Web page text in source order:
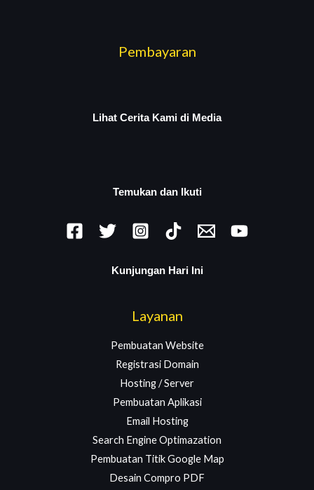
Pembayaran
Lihat Cerita Kami di Media
Temukan dan Ikuti
Kunjungan Hari Ini
Layanan
Pembuatan Website
Registrasi Domain
Hosting / Server
Pembuatan Aplikasi
Email Hosting
Search Engine Optimazation
Pembuatan Titik Google Map
Desain Compro PDF